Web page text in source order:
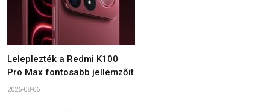
Leleplezték a Redmi K100
Pro Max fontosabb jellemzőit
2026-08-06